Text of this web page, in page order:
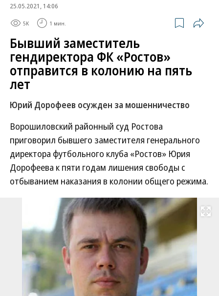
25.05.2021, 14:06
5K 1 мин.
Бывший заместитель
гендиректора ФК «Ростов»
отправится в колонию на пять
лет
Юрий Дорофеев осужден за мошенничество
Ворошиловский районный суд Ростова
приговорил бывшего заместителя генерального
директора футбольного клуба «Ростов» Юрия
Дорофеева к пяти годам лишения свободы с
отбыванием наказания в колонии общего режима.
Развернуть